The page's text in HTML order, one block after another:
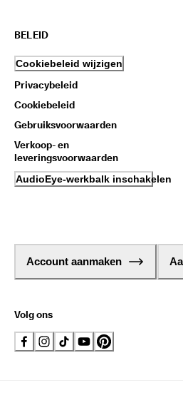
BELEID
Cookiebeleid wijzigen
Privacybeleid
Cookiebeleid
Gebruiksvoorwaarden
Verkoop- en
leveringsvoorwaarden
AudioEye-werkbalk inschakelen
Account aanmaken
Volg ons